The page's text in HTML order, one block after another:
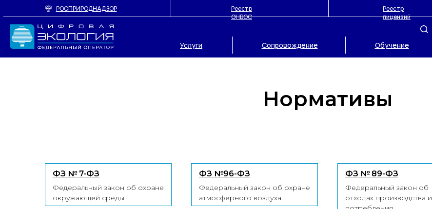
РОСПРИРОДНАДЗОР
Реестр
ОНВОС
Реестр
лицензий
Услуги
Сопровождение Обучение
Нормативы
ФЗ № 7-ФЗ
Федеральный закон об охране
окружающей среды
ФЗ №96-ФЗ
Федеральный закон об охране
атмосферного воздуха
ФЗ № 89-ФЗ
Федеральный закон об
отходах производства и